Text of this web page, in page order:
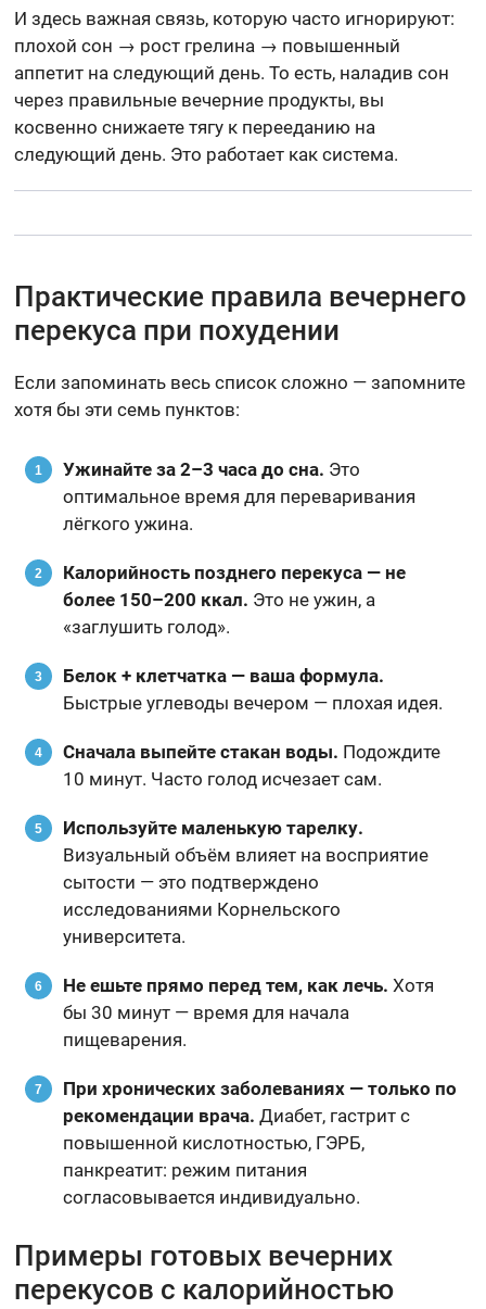
И здесь важная связь, которую часто игнорируют:
плохой сон → рост грелина → повышенный
аппетит на следующий день. То есть, наладив сон
через правильные вечерние продукты, вы
косвенно снижаете тягу к перееданию на
следующий день. Это работает как система.
Практические правила вечернего
перекуса при похудении
Если запоминать весь список сложно — запомните
хотя бы эти семь пунктов:
Ужинайте за 2–3 часа до сна. Это
оптимальное время для переваривания
лёгкого ужина.
Калорийность позднего перекуса — не
более 150–200 ккал. Это не ужин, а
«заглушить голод».
Белок + клетчатка — ваша формула.
Быстрые углеводы вечером — плохая идея.
Сначала выпейте стакан воды. Подождите
10 минут. Часто голод исчезает сам.
Используйте маленькую тарелку.
Визуальный объём влияет на восприятие
сытости — это подтверждено
исследованиями Корнельского
университета.
Не ешьте прямо перед тем, как лечь. Хотя
бы 30 минут — время для начала
пищеварения.
При хронических заболеваниях — только по
рекомендации врача. Диабет, гастрит с
повышенной кислотностью, ГЭРБ,
панкреатит: режим питания
согласовывается индивидуально.
Примеры готовых вечерних
перекусов с калорийностью